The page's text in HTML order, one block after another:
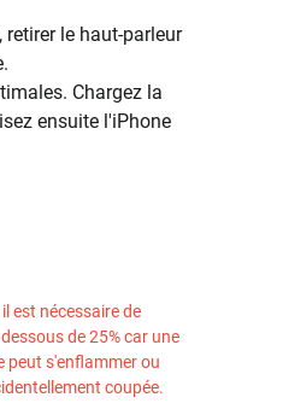
le haut-parleur
Chargez la
ensuite l'iPhone
est nécessaire de
de 25% car une
peut s'enflammer ou
coupée.